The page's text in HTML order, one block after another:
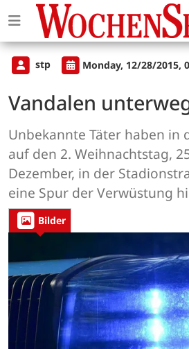
stp Monday, 12/28/2015,
Vandalen
Unbekannte Täter haben in
auf den 2. Weihnachtstag,
Dezember, in der
eine Spur der Verwüstung
Bilder